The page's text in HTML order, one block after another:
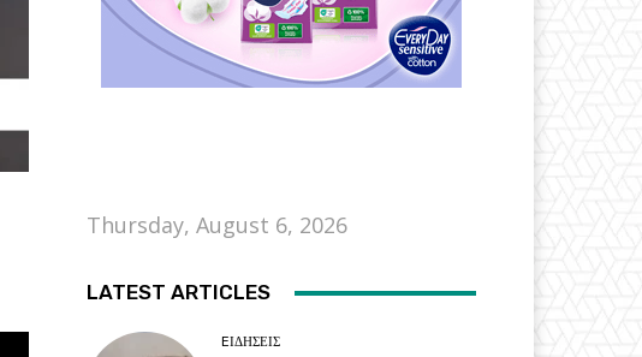
Thursday, August 6, 2026
LATEST ARTICLES
EΙΔΗΣΕΙΣ